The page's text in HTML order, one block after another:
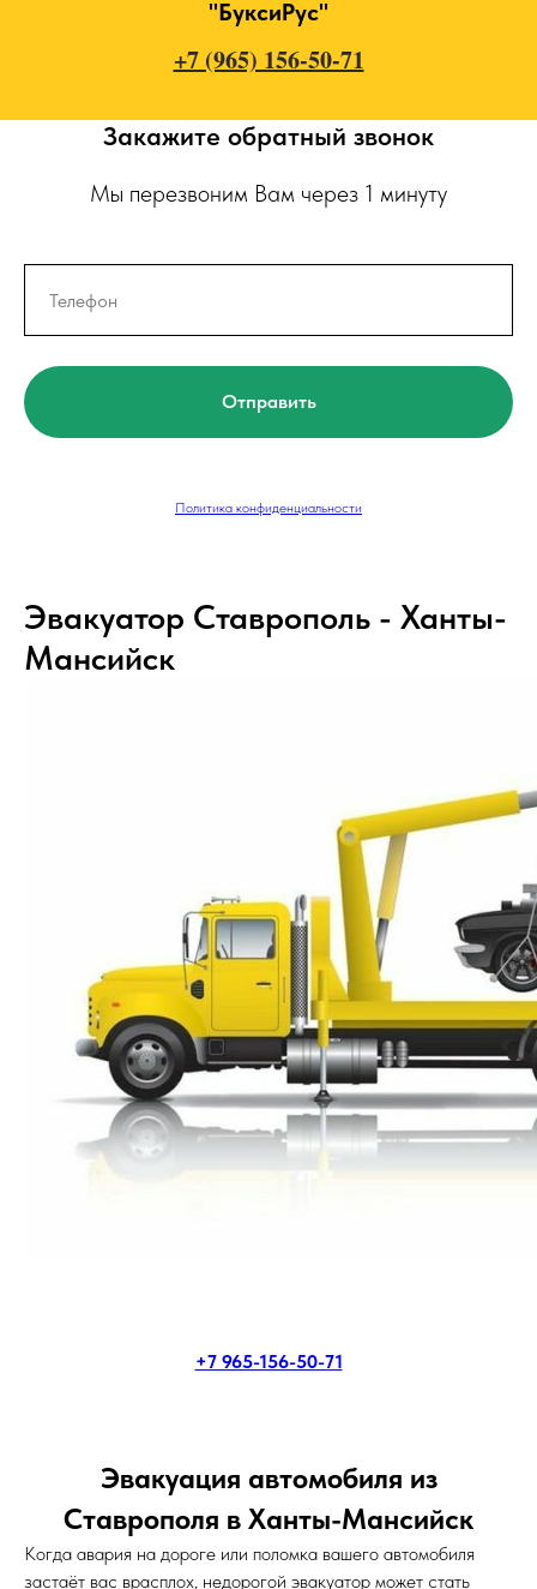
"БуксиРус"
+7 (965) 156-50-71
Закажите обратный звонок
Мы перезвоним Вам через 1 минуту
Отправить
Политика конфиденциальности
Эвакуатор Ставрополь - Ханты-
Мансийск
+7 965-156-50-71
Эвакуация автомобиля из
Ставрополя в Ханты-Мансийск
Когда авария на дороге или поломка вашего автомобиля
застаёт вас врасплох, недорогой эвакуатор может стать